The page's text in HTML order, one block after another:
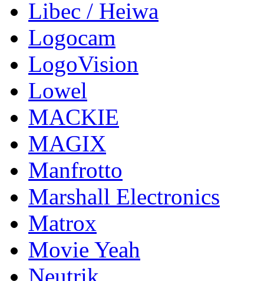
Libec / Heiwa
Logocam
LogoVision
Lowel
MACKIE
MAGIX
Manfrotto
Marshall Electronics
Matrox
Movie Yeah